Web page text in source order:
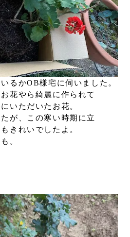
るかOB様宅に伺いました。
花やら綺麗に作られて
いただいたお花。
が、この寒い時期に立
きれいでしたよ。
。